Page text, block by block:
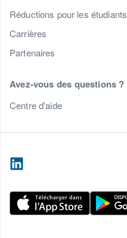
Réductions pour les étudiants
Carrières
Partenaires
Avez-vous des questions ?
Centre d'aide